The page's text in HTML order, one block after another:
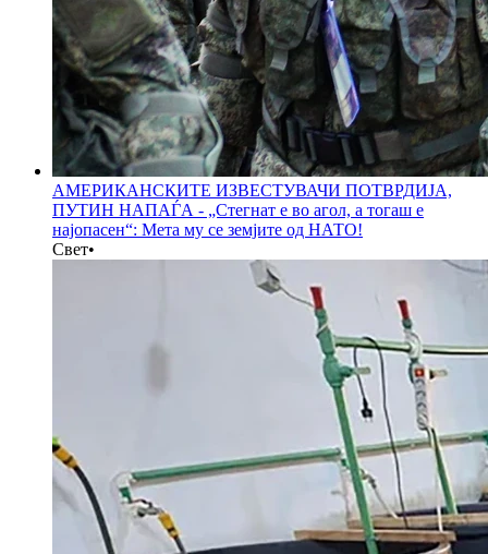
АМЕРИКАНСКИТЕ ИЗВЕСТУВАЧИ ПОТВРДИЈА,
ПУТИН НАПАЃА - „Стегнат е во агол, а тогаш е
најопасен“: Мета му се земјите од НАТО!
Свет•